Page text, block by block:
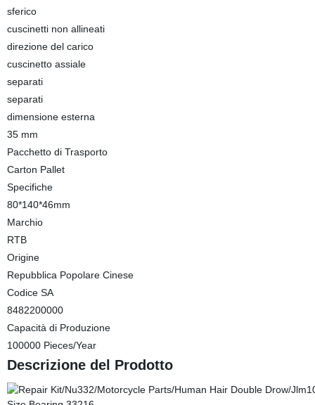
sferico
cuscinetti non allineati
direzione del carico
cuscinetto assiale
separati
separati
dimensione esterna
35 mm
Pacchetto di Trasporto
Carton Pallet
Specifiche
80*140*46mm
Marchio
RTB
Origine
Repubblica Popolare Cinese
Codice SA
8482200000
Capacità di Produzione
100000 Pieces/Year
Descrizione del Prodotto